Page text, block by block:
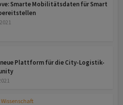
Smarte Mobilitätsdaten für Smart
neue Plattform für die City-Logistik-
Wissenschaft